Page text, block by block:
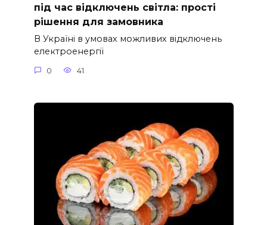
під час відключень світла: прості
рішення для замовника
В Україні в умовах можливих відключень
електроенергії
0 41